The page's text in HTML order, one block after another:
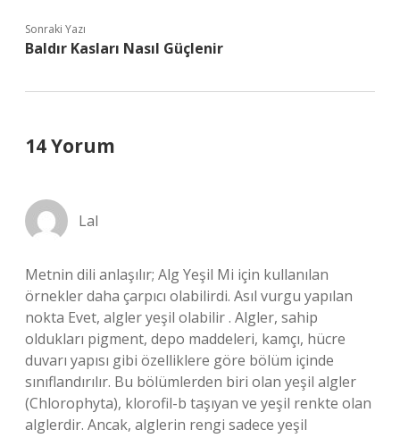
Sonraki Yazı
Baldır Kasları Nasıl Güçlenir
14 Yorum
Lal
Metnin dili anlaşılır; Alg Yeşil Mi için kullanılan
örnekler daha çarpıcı olabilirdi. Asıl vurgu yapılan
nokta Evet, algler yeşil olabilir . Algler, sahip
oldukları pigment, depo maddeleri, kamçı, hücre
duvarı yapısı gibi özelliklere göre bölüm içinde
sınıflandırılır. Bu bölümlerden biri olan yeşil algler
(Chlorophyta), klorofil-b taşıyan ve yeşil renkte olan
alglerdir. Ancak, alglerin rengi sadece yeşil